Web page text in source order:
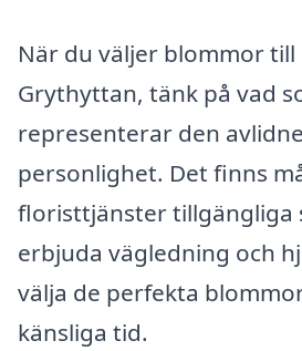
När du väljer blommor
Grythyttan, tänk på vad
representerar den
personlighet. Det finns
floristtjänster tillgängliga
erbjuda vägledning och
välja de perfekta
känsliga tid.